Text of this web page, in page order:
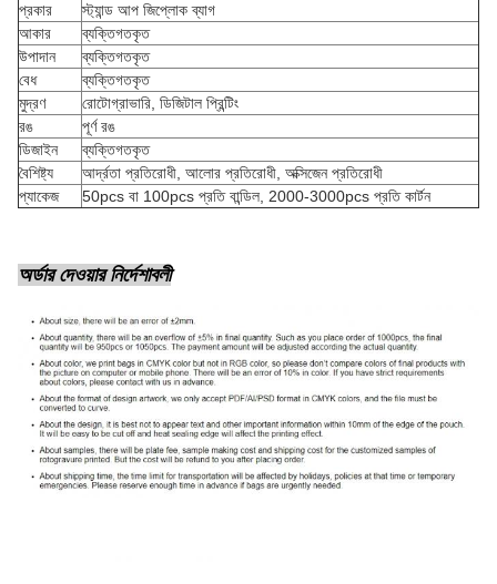
প্রকার
স্ট্যান্ড আপ জিপ্লোক ব্যাগ
আকার
ব্যক্তিগতকৃত
উপাদান
ব্যক্তিগতকৃত
বেধ
ব্যক্তিগতকৃত
মুদ্রণ
রোটোগ্রাভারি, ডিজিটাল প্রিন্টিং
রঙ
পূর্ণ রঙ
ডিজাইন
ব্যক্তিগতকৃত
বৈশিষ্ট্য
আর্দ্রতা প্রতিরোধী, আলোর প্রতিরোধী, অক্সিজেন প্রতিরোধী
প্যাকেজ
50pcs বা 100pcs প্রতি বান্ডিল, 2000-3000pcs প্রতি কার্টন
অর্ডার দেওয়ার নির্দেশাবলী